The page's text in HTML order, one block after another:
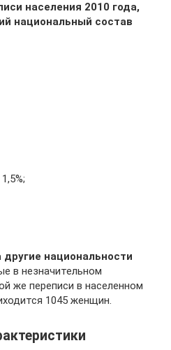
населения 2010 года,
национальный состав
национальности
в незначительном
же переписи в населенном
1045 женщин.